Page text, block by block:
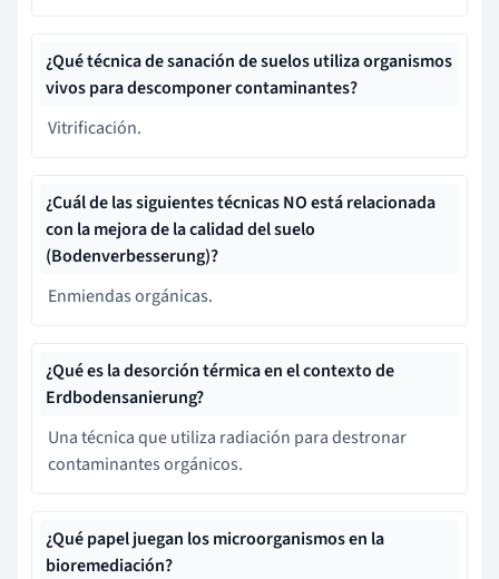
¿Qué técnica de sanación de suelos utiliza organismos
vivos para descomponer contaminantes?
Vitrificación.
¿Cuál de las siguientes técnicas NO está relacionada
con la mejora de la calidad del suelo
(Bodenverbesserung)?
Enmiendas orgánicas.
¿Qué es la desorción térmica en el contexto de
Erdbodensanierung?
Una técnica que utiliza radiación para destronar
contaminantes orgánicos.
¿Qué papel juegan los microorganismos en la
bioremediación?